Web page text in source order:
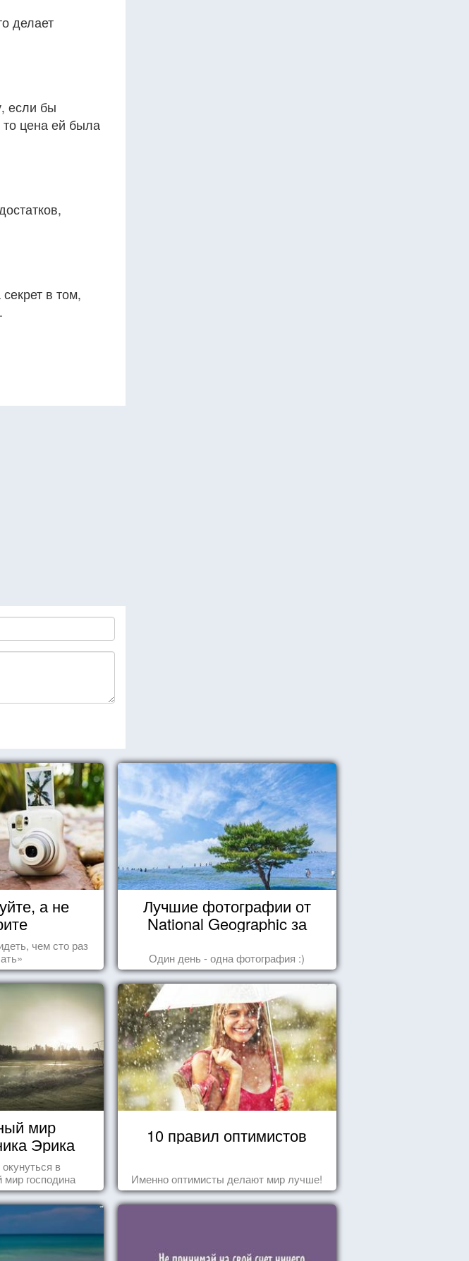
делает
если бы
то цена ей была
в том,
а не
чем сто раз
Лучшие фотографии от
National Geographic за
Один день - одна фотография :)
мир
Эрика
в
господина
10 правил оптимистов
Именно оптимисты делают мир лучше!